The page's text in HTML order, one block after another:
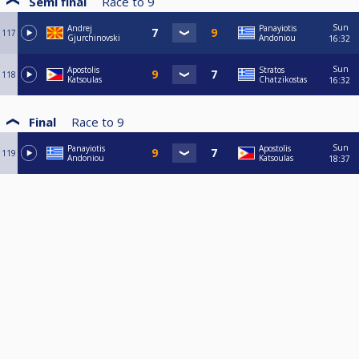
117
Andrej
Gjurchinovski
Panayiotis
Andoniou
Sun
16:32
118
Apostolis
Katsoulas
Stratos
Chatzikostas
Sun
16:32
Final Race to 9
119
Panayiotis
Andoniou
Apostolis
Katsoulas
Sun
18:37